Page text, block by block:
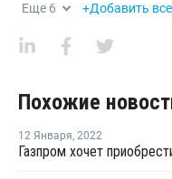
Еще 6 +Добавить
Похожие
12 Января, 2022